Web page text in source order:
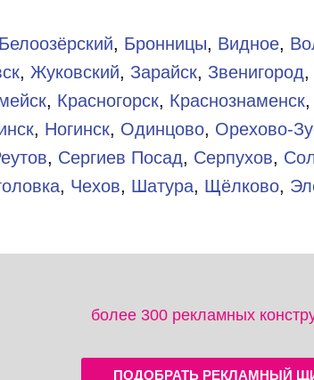
Белоозёрский, Бронницы, Видное,
, Жуковский, Зарайск, Звенигород,
, Красногорск, Краснознаменск,
, Ногинск, Одинцово, Орехово-
, Сергиев Посад, Серпухов,
, Чехов, Шатура, Щёлково,
более 300 рекламных
ПОДОБРАТЬ РЕКЛАМНЫЙ